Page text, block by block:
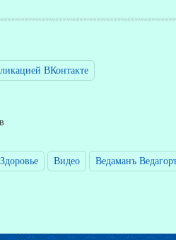
ВКонтакте
Здоровье Видео Ведаманъ